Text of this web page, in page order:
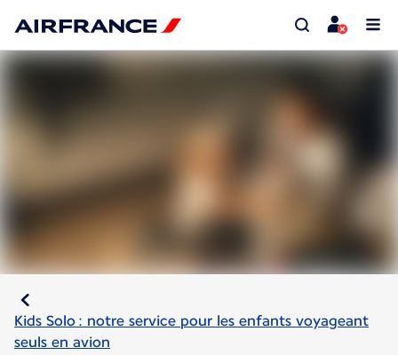
Kids Solo : notre service pour les enfants voyageant
seuls en avion